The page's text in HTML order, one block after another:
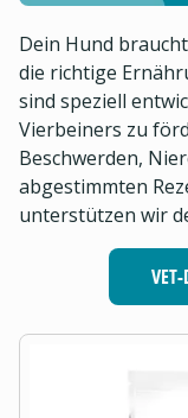
Dein Hund
die richtige
sind speziell
Vierbeiners zu
Beschwerden,
abgestimmten
unterstützen wir